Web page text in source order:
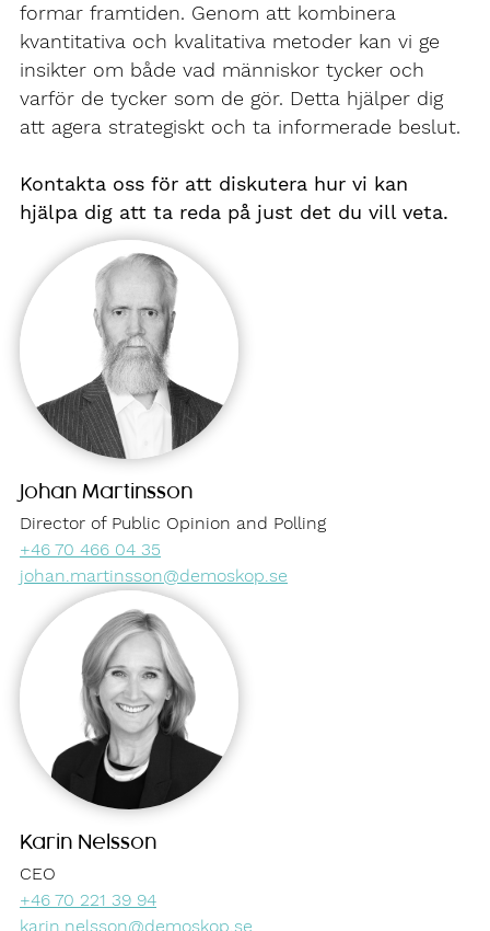
formar framtiden. Genom att kombinera
kvantitativa och kvalitativa metoder kan vi ge
insikter om både vad människor tycker och
varför de tycker som de gör. Detta hjälper dig
att agera strategiskt och ta informerade beslut.
Kontakta oss för att diskutera hur vi kan
hjälpa dig att ta reda på just det du vill veta.
Johan Martinsson
Director of Public Opinion and Polling
+46 70 466 04 35
johan.martinsson@demoskop.se
Karin Nelsson
CEO
+46 70 221 39 94
karin.nelsson@demoskop.se